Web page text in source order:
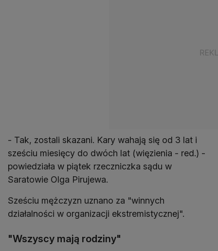
- Tak, zostali skazani. Kary wahają się od 3 lat i
sześciu miesięcy do dwóch lat (więzienia - red.) -
powiedziała w piątek rzeczniczka sądu w
Saratowie Olga Pirujewa.
Sześciu mężczyzn uznano za "winnych
działalności w organizacji ekstremistycznej".
"Wszyscy mają rodziny"